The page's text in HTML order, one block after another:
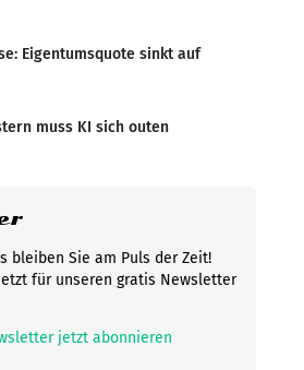
Eigentumsquote sinkt auf
muss KI sich outen
bleiben Sie am Puls der Zeit!
für unseren gratis Newsletter
jetzt abonnieren